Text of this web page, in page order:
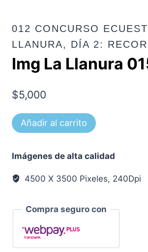
012 CONCURSO
LLANURA, DÍA 2:
Img La Llanura
$5,000
Img
La
01590
cantidad
Añadir al carrito
Imágenes de alta calidad
4500 X 3500 Pixeles, 240Dpi
Compra seguro con